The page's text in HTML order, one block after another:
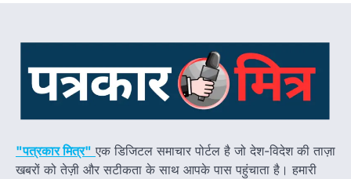
"पत्रकार मित्र" एक डिजिटल समाचार पोर्टल है जो देश-विदेश की ताज़ा
खबरों को तेज़ी और सटीकता के साथ आपके पास पहुंचाता है। हमारी